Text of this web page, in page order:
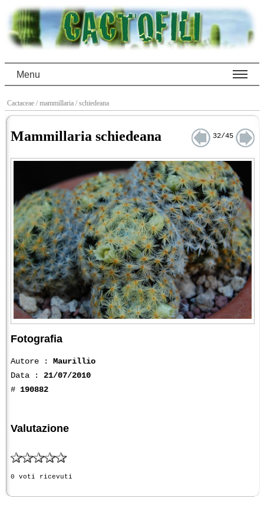
Menu
Cactaceae / mammillaria / schiedeana
Mammillaria schiedeana 32/45
Fotografia
Autore : Maurillio
Data : 21/07/2010
# 190882
Valutazione
0 voti ricevuti